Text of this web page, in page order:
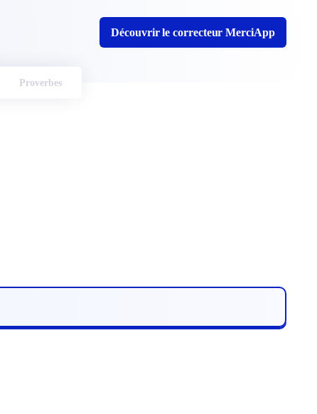
Découvrir le correcteur MerciApp
Proverbes